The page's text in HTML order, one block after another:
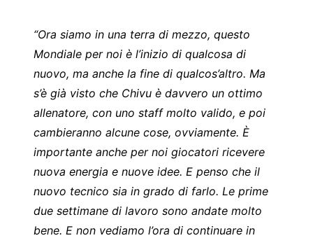
“Ora siamo in una terra di mezzo, questo
Mondiale per noi è l’inizio di qualcosa di
nuovo, ma anche la fine di qualcos’altro. Ma
s’è già visto che Chivu è davvero un ottimo
allenatore, con uno staff molto valido, e poi
cambieranno alcune cose, ovviamente. È
importante anche per noi giocatori ricevere
nuova energia e nuove idee. E penso che il
nuovo tecnico sia in grado di farlo. Le prime
due settimane di lavoro sono andate molto
bene. E non vediamo l’ora di continuare in